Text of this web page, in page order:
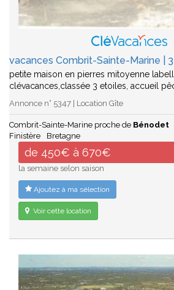
vacances Combrit-Sainte-Marine | 3
petite maison en pierres mitoyenne
clévacances,classée 3 etoiles, accueil
Annonce n° 5347 | Location Gîte
Combrit-Sainte-Marine proche de Bénodet
Finistère
Bretagne
de 450€ à 670€
la semaine selon saison
Ajoutez à ma sélection
Voir cette location